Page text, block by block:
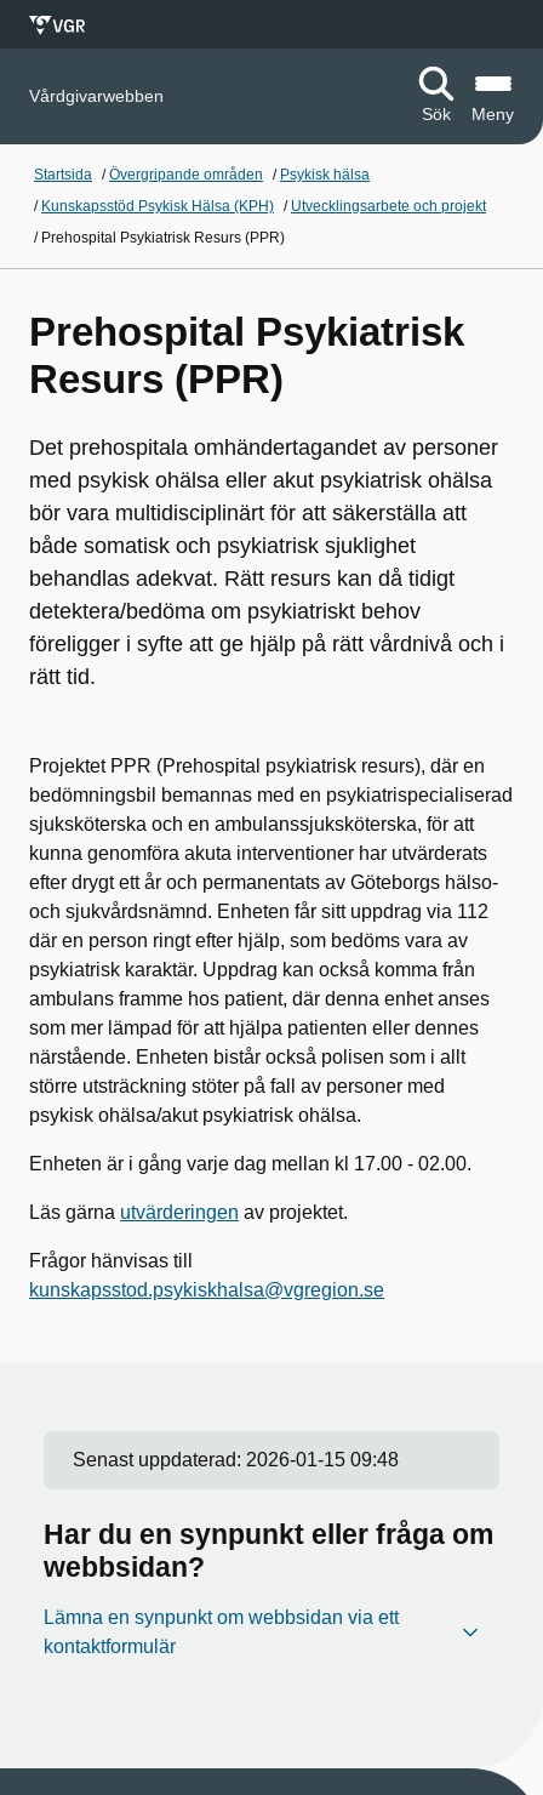
Vårdgivarwebben
Sök
Meny
Startsida /Övergripande områden / Psykisk hälsa
/ Kunskapsstöd Psykisk Hälsa (KPH) / Utvecklingsarbete och projekt
/ Prehospital Psykiatrisk Resurs (PPR)
Prehospital Psykiatrisk
Resurs (PPR)
Det prehospitala omhändertagandet av personer
med psykisk ohälsa eller akut psykiatrisk ohälsa
bör vara multidisciplinärt för att säkerställa att
både somatisk och psykiatrisk sjuklighet
behandlas adekvat. Rätt resurs kan då tidigt
detektera/bedöma om psykiatriskt behov
föreligger i syfte att ge hjälp på rätt vårdnivå och i
rätt tid.
Projektet PPR (Prehospital psykiatrisk resurs), där en
bedömningsbil bemannas med en psykiatrispecialiserad
sjuksköterska och en ambulanssjuksköterska, för att
kunna genomföra akuta interventioner har utvärderats
efter drygt ett år och permanentats av Göteborgs hälso-
och sjukvårdsnämnd. Enheten får sitt uppdrag via 112
där en person ringt efter hjälp, som bedöms vara av
psykiatrisk karaktär. Uppdrag kan också komma från
ambulans framme hos patient, där denna enhet anses
som mer lämpad för att hjälpa patienten eller dennes
närstående. Enheten bistår också polisen som i allt
större utsträckning stöter på fall av personer med
psykisk ohälsa/akut psykiatrisk ohälsa.
Enheten är i gång varje dag mellan kl 17.00 - 02.00.
Läs gärna utvärderingen av projektet.
Frågor hänvisas till
kunskapsstod.psykiskhalsa@vgregion.se
Senast uppdaterad: 2026-01-15 09:48
Har du en synpunkt eller fråga om
webbsidan?
Lämna en synpunkt om webbsidan via ett
kontaktformulär